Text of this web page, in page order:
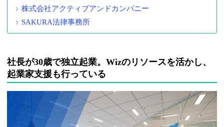
株式会社アクティブアンドカンパニー
SAKURA法律事務所
社長が30歳で独立起業。Wizのリソースを活かし、
起業家支援も行っている